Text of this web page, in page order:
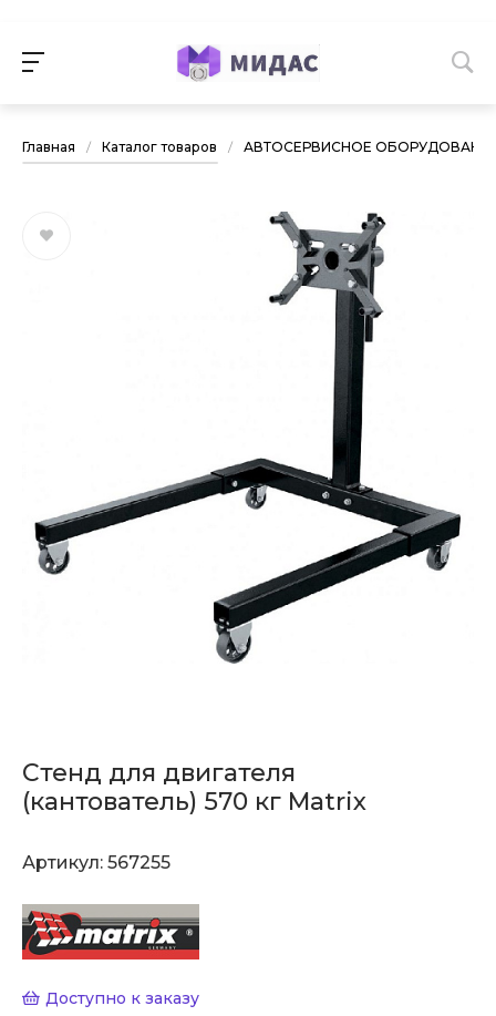
Главная / Каталог товаров / АВТОСЕРВИСНОЕ
Стенд для двигателя
(кантователь) 570 кг Matrix
Артикул: 567255
Доступно к заказу